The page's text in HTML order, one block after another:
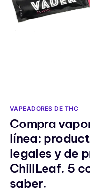
Spanish
VAPEADORES DE THC
Compra
línea:
legales y de
ChillLeaf. 5
saber.